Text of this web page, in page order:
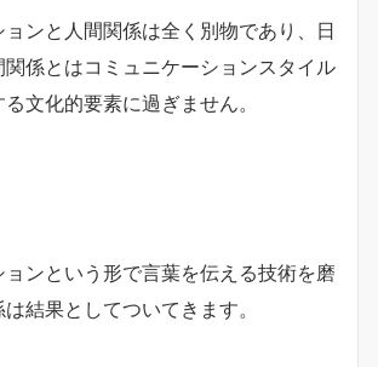
ョンと人間関係は全く別物であり、日
係とはコミュニケーションスタイル
文化的要素に過ぎません。
ンという形で言葉を伝える技術を磨
結果としてついてきます。